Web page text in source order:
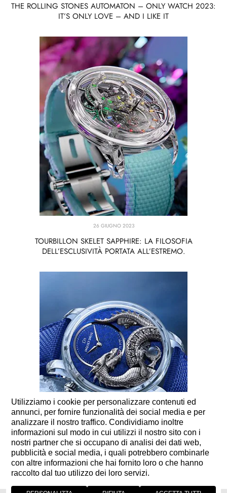
Utilizziamo i cookie per personalizzare contenuti ed
annunci, per fornire funzionalità dei social media e per
analizzare il nostro traffico. Condividiamo inoltre
informazioni sul modo in cui utilizzi il nostro sito con i
nostri partner che si occupano di analisi dei dati web,
pubblicità e social media, i quali potrebbero combinarle
con altre informazioni che hai fornito loro o che hanno
raccolto dal tuo utilizzo dei loro servizi.
THE ROLLING STONES AUTOMATON – ONLY WATCH 2023:
IT’S ONLY LOVE – AND I LIKE IT
26 GIUGNO 2023
TOURBILLON SKELET SAPPHIRE: LA FILOSOFIA
DELL’ESCLUSIVITÀ PORTATA ALL’ESTREMO.
05 LUGLIO 2023
DRAGON AUTOMATON SAPPHIRE - LAPIS LAZULI